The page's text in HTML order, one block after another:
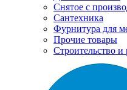
Снятое с
Сантехника
Фурнитура для
Прочие товары
Строительство и